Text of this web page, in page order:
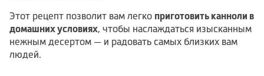
Этот рецепт позволит вам легко приготовить канноли в
домашних условиях, чтобы наслаждаться изысканным
нежным десертом — и радовать самых близких вам
людей.